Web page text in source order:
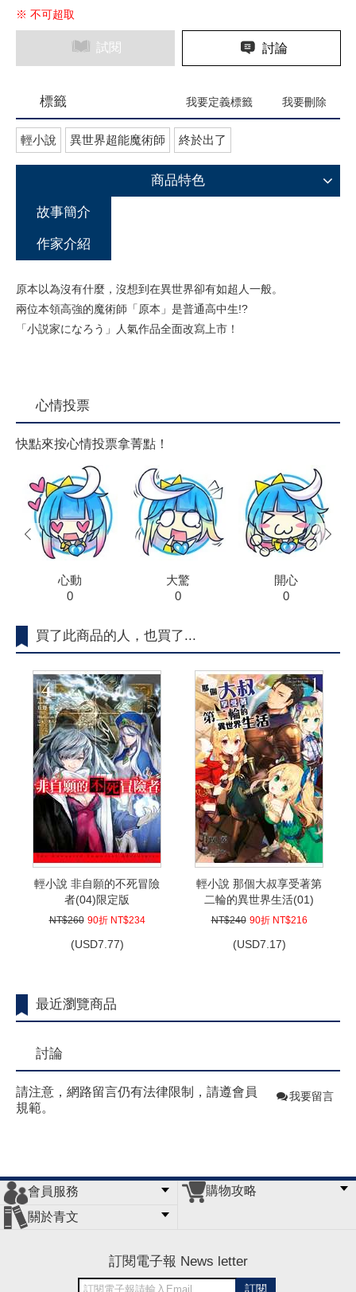
※ 不可超取
試閱 討論
標籤 我要定義標籤 我要刪除
輕小說 異世界超能魔術師 終於出了
商品特色
故事簡介
作家介紹
原本以為沒有什麼，沒想到在異世界卻有如超人一般。
兩位本領高強的魔術師「原本」是普通高中生!?
「小説家になろう」人氣作品全面改寫上市！
心情投票
快點來按心情投票拿菁點！
心動
0
大驚
0
開心
0
prev next
買了此商品的人，也買了...
輕小說 非自願的不死冒險
者(04)限定版
NT$260 90折 NT$234
(USD7.77)
輕小說 那個大叔享受著第
二輪的異世界生活(01)
NT$240 90折 NT$216
(USD7.17)
最近瀏覽商品
討論
請注意，網路留言仍有法律限制，請遵會員
規範。
我要留言
會員服務
會員辦法
客服信箱
隱私條款
網站導覽
購物攻略
關於青文
訂閱電子報 News letter
訂閱